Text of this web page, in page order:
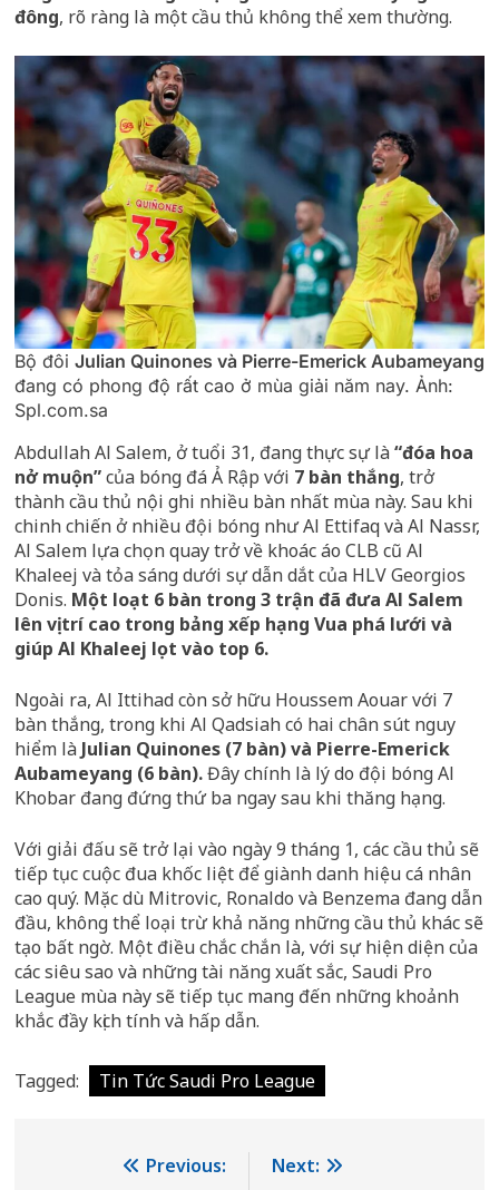
đông, rõ ràng là một cầu thủ không thể xem thường.
Bộ đôi Julian Quinones và Pierre-Emerick Aubameyang
đang có phong độ rất cao ở mùa giải năm nay. Ảnh:
Spl.com.sa
Abdullah Al Salem, ở tuổi 31, đang thực sự là“đóa hoa
nở muộn”của bóng đá Ả Rập với 7 bàn thắng, trở
thành cầu thủ nội ghi nhiều bàn nhất mùa này. Sau khi
chinh chiến ở nhiều đội bóng như Al Ettifaq và Al Nassr,
Al Salem lựa chọn quay trở về khoác áo CLB cũ Al
Khaleej và tỏa sáng dưới sự dẫn dắt của HLV Georgios
Donis. Một loạt 6 bàn trong 3 trận đã đưa Al Salem
lên vị trí cao trong bảng xếp hạng Vua phá lưới và
giúp Al Khaleej lọt vào top 6.
Ngoài ra, Al Ittihad còn sở hữu Houssem Aouar với 7
bàn thắng, trong khi Al Qadsiah có hai chân sút nguy
hiểm là Julian Quinones (7 bàn) và Pierre-Emerick
Aubameyang (6 bàn).Đây chính là lý do đội bóng Al
Khobar đang đứng thứ ba ngay sau khi thăng hạng.
Với giải đấu sẽ trở lại vào ngày 9 tháng 1, các cầu thủ sẽ
tiếp tục cuộc đua khốc liệt để giành danh hiệu cá nhân
cao quý. Mặc dù Mitrovic, Ronaldo và Benzema đang dẫn
đầu, không thể loại trừ khả năng những cầu thủ khác sẽ
tạo bất ngờ. Một điều chắc chắn là, với sự hiện diện của
các siêu sao và những tài năng xuất sắc, Saudi Pro
League mùa này sẽ tiếp tục mang đến những khoảnh
khắc đầy kịch tính và hấp dẫn.
Tagged: Tin Tức Saudi Pro League
Previous:
Next: